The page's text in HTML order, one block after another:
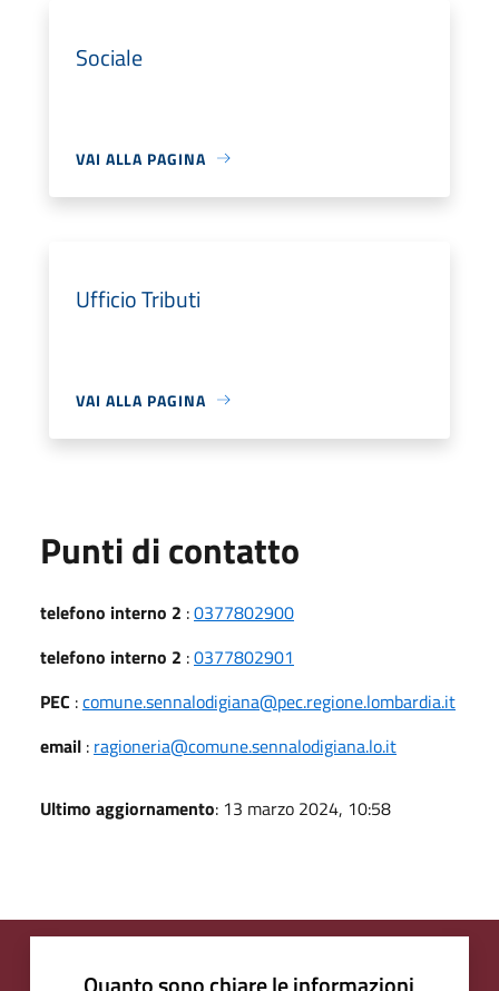
Sociale
VAI ALLA PAGINA
Ufficio Tributi
VAI ALLA PAGINA
Punti di contatto
telefono interno 2 :0377802900
telefono interno 2 :0377802901
PEC :comune.sennalodigiana@pec.regione.lombardia.it
email : ragioneria@comune.sennalodigiana.lo.it
Ultimo aggiornamento: 13 marzo 2024, 10:58